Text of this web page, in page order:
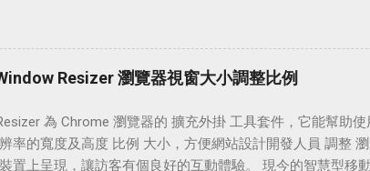
庫分享按鈕 WordPress 安裝 LINE 分享按鈕 Blogger 安裝
用，趁著現在快忘記的同時，也順道從記憶裡撈資料，邊留
先操作 PuTTYgen 建立公鑰與私鑰，將公鑰放到 GCE 後，
接連入到 GCE 實例。以下是使用 Windows 7 操作 PuTTY
建立公鑰與私鑰 登入 GCE 建立 SSH 金鑰 PuTTY 設置
建立公鑰與私鑰 先前往「 使用 PuTTYgen 產生 SSH
STEP 2」完成後，接著回到這裡變更金鑰註解 ( Key
在 Key comment 日期的後面，輸入你申請 Google Cloud
Resizer 瀏覽器視窗大小調整比例
為 Chrome 瀏覽器的 擴充外掛 工具套件，它能幫助
率的寬度及高度 比例 大小，方便網站設計開發人員 調整
置上呈現，讓訪客有個良好的互動體驗。 現今的智慧型移